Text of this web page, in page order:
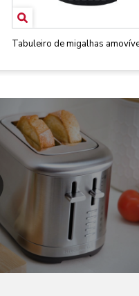
Tabuleiro de migalhas